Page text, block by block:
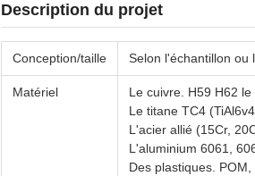
Description du projet
Conception/taille Selon l'échantillon ou
Matériel
Le cuivre. H59 H62
Le titane TC4
L'acier allié (15Cr,
L'aluminium 6061,
Des plastiques.